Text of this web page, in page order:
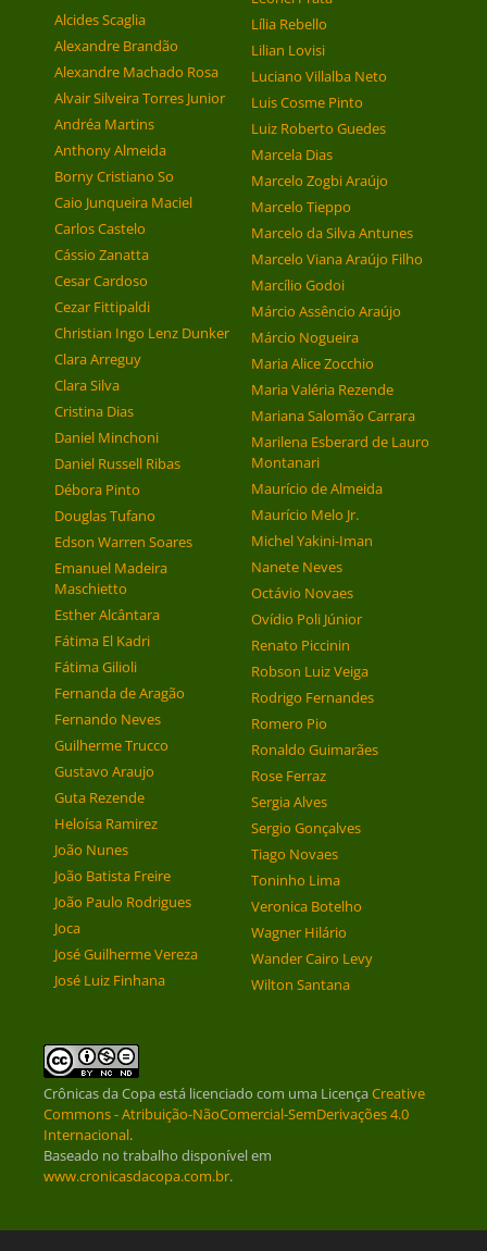
Alcides Scaglia
Alexandre Brandão
Alexandre Machado Rosa
Alvair Silveira Torres Junior
Andréa Martins
Anthony Almeida
Borny Cristiano So
Caio Junqueira Maciel
Carlos Castelo
Cássio Zanatta
Cesar Cardoso
Cezar Fittipaldi
Christian Ingo Lenz Dunker
Clara Arreguy
Clara Silva
Cristina Dias
Daniel Minchoni
Daniel Russell Ribas
Débora Pinto
Douglas Tufano
Edson Warren Soares
Emanuel Madeira
Maschietto
Esther Alcântara
Fátima El Kadri
Fátima Gilioli
Fernanda de Aragão
Fernando Neves
Guilherme Trucco
Gustavo Araujo
Guta Rezende
Heloísa Ramirez
João Nunes
João Batista Freire
João Paulo Rodrigues
Joca
José Guilherme Vereza
José Luiz Finhana
Lília Rebello
Lilian Lovisi
Luciano Villalba Neto
Luis Cosme Pinto
Luiz Roberto Guedes
Marcela Dias
Marcelo Zogbi Araújo
Marcelo Tieppo
Marcelo da Silva Antunes
Marcelo Viana Araújo Filho
Marcílio Godoi
Márcio Assêncio Araújo
Márcio Nogueira
Maria Alice Zocchio
Maria Valéria Rezende
Mariana Salomão Carrara
Marilena Esberard de Lauro
Montanari
Maurício de Almeida
Maurício Melo Jr.
Michel Yakini-Iman
Nanete Neves
Octávio Novaes
Ovídio Poli Júnior
Renato Piccinin
Robson Luiz Veiga
Rodrigo Fernandes
Romero Pio
Ronaldo Guimarães
Rose Ferraz
Sergia Alves
Sergio Gonçalves
Tiago Novaes
Toninho Lima
Veronica Botelho
Wagner Hilário
Wander Cairo Levy
Wilton Santana
Crônicas da Copaestá licenciado com uma LicençaCreative
Commons - Atribuição-NãoComercial-SemDerivações 4.0
Internacional.
Baseado no trabalho disponível em
www.cronicasdacopa.com.br.